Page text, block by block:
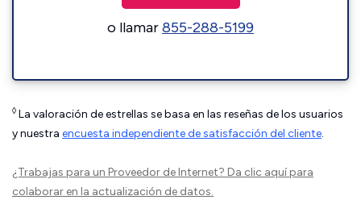
o llamar855-288-5199
◊ La valoración de estrellas se basa en las reseñas de los usuarios
y nuestra encuesta independiente de satisfacción del cliente.
¿Trabajas para un Proveedor de Internet? Da clic aquípara
colaborar en la actualización de datos.